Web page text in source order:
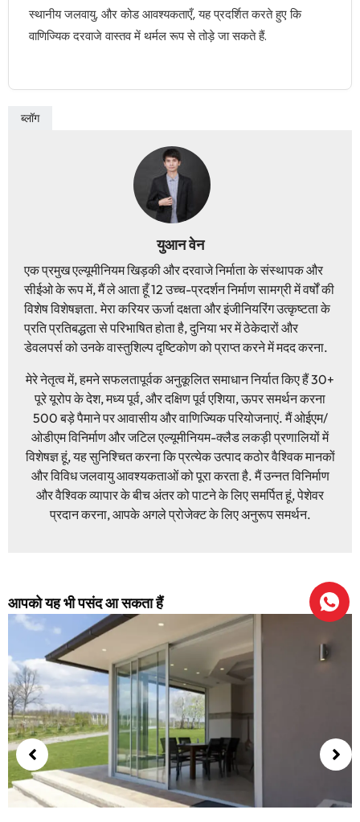
स्थानीय जलवायु, और कोड आवश्यकताएँ, यह प्रदर्शित करते हुए कि
वाणिज्यिक दरवाजे वास्तव में थर्मल रूप से तोड़े जा सकते हैं.
ब्लॉग
युआन वेन
एक प्रमुख एल्यूमीनियम खिड़की और दरवाजे निर्माता के संस्थापक और
सीईओ के रूप में, मैं ले आता हूँ 12 उच्च-प्रदर्शन निर्माण सामग्री में वर्षों की
विशेष विशेषज्ञता. मेरा करियर ऊर्जा दक्षता और इंजीनियरिंग उत्कृष्टता के
प्रति प्रतिबद्धता से परिभाषित होता है, दुनिया भर में ठेकेदारों और
डेवलपर्स को उनके वास्तुशिल्प दृष्टिकोण को प्राप्त करने में मदद करना.
मेरे नेतृत्व में, हमने सफलतापूर्वक अनुकूलित समाधान निर्यात किए हैं 30+
पूरे यूरोप के देश, मध्य पूर्व, और दक्षिण पूर्व एशिया, ऊपर समर्थन करना
500 बड़े पैमाने पर आवासीय और वाणिज्यिक परियोजनाएं. मैं ओईएम/
ओडीएम विनिर्माण और जटिल एल्यूमीनियम-क्लैड लकड़ी प्रणालियों में
विशेषज्ञ हूं, यह सुनिश्चित करना कि प्रत्येक उत्पाद कठोर वैश्विक मानकों
और विविध जलवायु आवश्यकताओं को पूरा करता है. मैं उन्नत विनिर्माण
और वैश्विक व्यापार के बीच अंतर को पाटने के लिए समर्पित हूं, पेशेवर
प्रदान करना, आपके अगले प्रोजेक्ट के लिए अनुरूप समर्थन.
आपको यह भी पसंद आ सकता हैं